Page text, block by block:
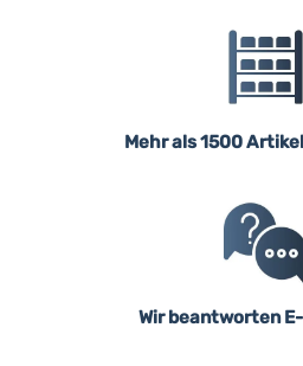
Mehr als 1500
Wir beantworten